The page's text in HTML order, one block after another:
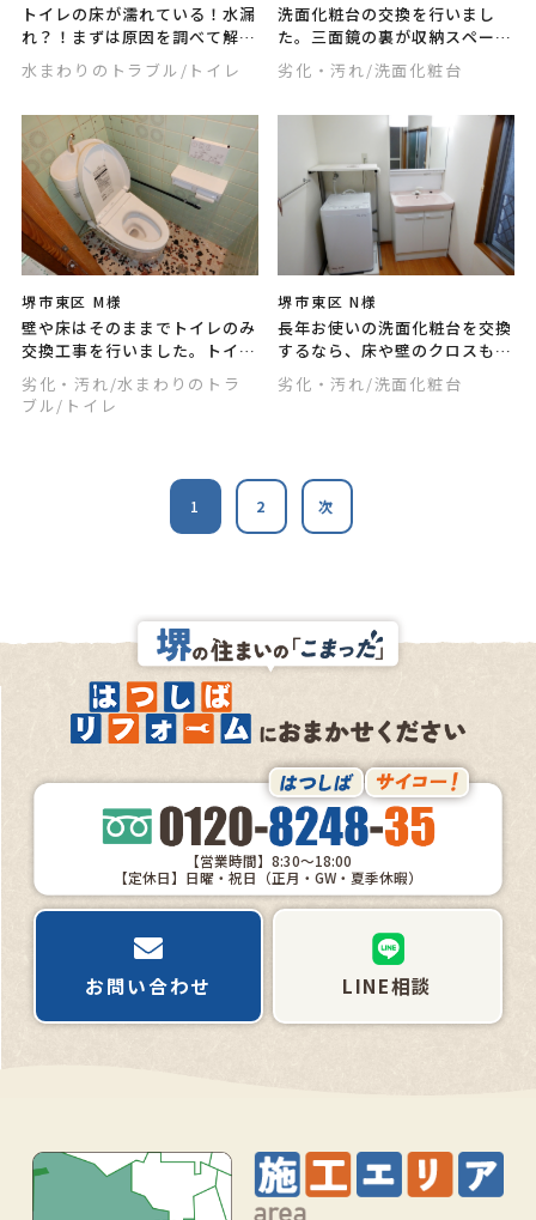
トイレの床が濡れている！水漏
れ？！まずは原因を調べて解決
しましょう。今回は古いウォシ
ュレットの交換も行い、快適に
水まわりのトラブル /トイレ
洗面化粧台の交換を行いまし
た。三面鏡の裏が収納スペース
になっていますので、使い勝手
も見た目もいいと喜んでいただ
劣化・汚れ/洗面化粧台
堺市東区 M様
壁や床はそのままでトイレのみ
交換工事を行いました。トイレ
の機能は年々進化しています。
使い勝手が悪いと感じるならリ
フォームしませんか？
劣化・汚れ/水まわりのトラ
ブル/トイレ
堺市東区 N様
長年お使いの洗面化粧台を交換
するなら、床や壁のクロスもあ
わせて張替えませんか？洗面所
の雰囲気がガラっと変わって気
劣化・汚れ/洗面化粧台
1 2 次
【営業時間】8:30～18:00
【定休日】日曜・祝日（正月・GW・夏季休暇）
お問い合わせ LINE相談